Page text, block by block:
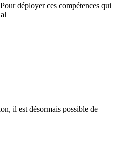
déployer ces compétences qui
il est désormais possible de